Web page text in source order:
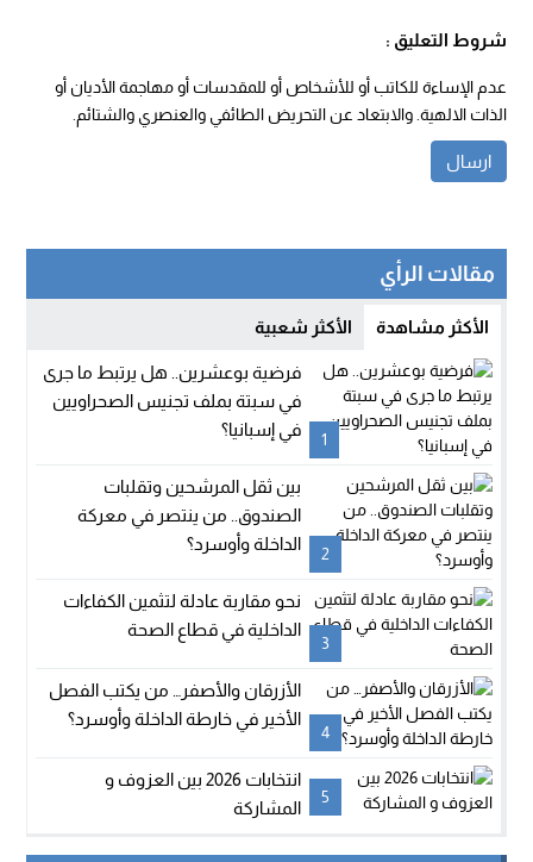
شروط التعليق :
عدم الإساءة للكاتب أو للأشخاص أو للمقدسات أو مهاجمة الأديان أو
الذات الالهية. والابتعاد عن التحريض الطائفي والعنصري والشتائم.
مقالات الرأي
الأكثر مشاهدة الأكثر شعبية
1
فرضية بوعشرين.. هل يرتبط ما جرى
في سبتة بملف تجنيس الصحراويين
في إسبانيا؟
2
بين ثقل المرشحين وتقلبات
الصندوق.. من ينتصر في معركة
الداخلة وأوسرد؟
3
نحو مقاربة عادلة لتثمين الكفاءات
الداخلية في قطاع الصحة
4
الأزرقان والأصفر… من يكتب الفصل
الأخير في خارطة الداخلة وأوسرد؟
5
انتخابات 2026 بين العزوف و
المشاركة